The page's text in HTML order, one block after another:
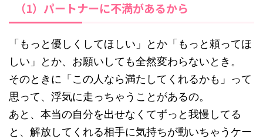
（1）パートナーに不満があるから
「もっと優しくしてほしい」とか「もっと頼ってほ
しい」とか、お願いしても全然変わらないとき。
そのときに「この人なら満たしてくれるかも」って
思って、浮気に走っちゃうことがあるの。
あと、本当の自分を出せなくてずっと我慢してる
と、解放してくれる相手に気持ちが動いちゃうケー